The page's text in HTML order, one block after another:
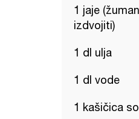
1 jaje
izdvojiti)
1 dl ulja
1 dl vode
1 kašičica